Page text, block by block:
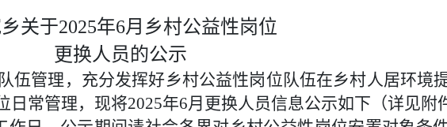
关于2025年6月乡村公益性岗位
更换人员的公示
队伍管理，充分发挥好乡村公益性岗位队伍在乡村人居环境
日常管理，现将2025年6月更换人员信息公示如下（详见附